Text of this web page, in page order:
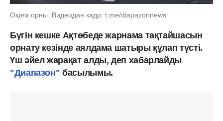
Оқиға орны. Видеодан кадр: t.me/diapazonnews
Бүгін кешке Ақтөбеде жарнама тақтайшасын
орнату кезінде аялдама шатыры құлап түсті.
Үш әйел жарақат алды, деп хабарлайды
"Диапазон" басылымы.